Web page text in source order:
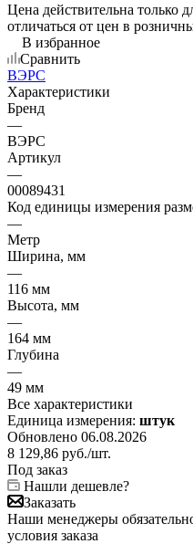
Цена действительна только
отличаться от цен в
В избранное
Сравнить
ВЭРС
Характеристики
Бренд
—
ВЭРС
Артикул
—
00089431
Код единицы измерения
—
Метр
Ширина, мм
—
116 мм
Высота, мм
—
164 мм
Глубина
—
49 мм
Все характеристики
Единица измерения: штук
Обновлено 06.08.2026
8 129,86 руб./шт.
Под заказ
Нашли дешевле?
Заказать
Наши менеджеры
условия заказа